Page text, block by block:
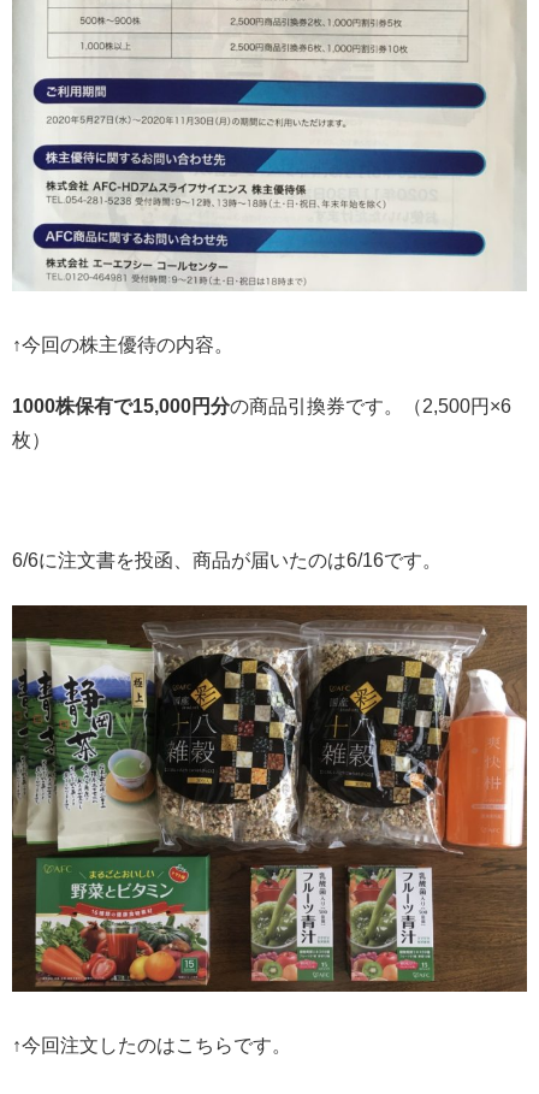
↑今回の株主優待の内容。
1000株保有で15,000円分の商品引換券です。（2,500円×6
枚）
6/6に注文書を投函、商品が届いたのは6/16です。
↑今回注文したのはこちらです。